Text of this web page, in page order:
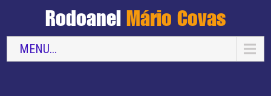
Rodoanel Mário Covas
MENU...